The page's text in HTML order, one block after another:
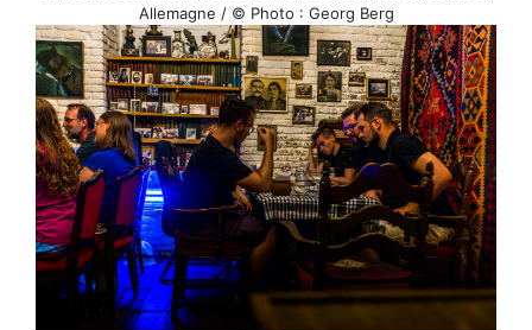
Allemagne / © Photo : Georg Berg